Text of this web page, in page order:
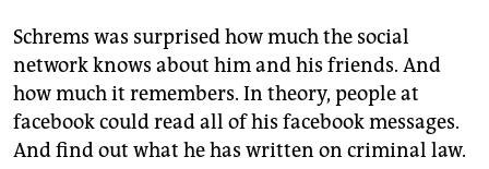
genossenschaft
epaper login
Schrems was surprised how much the social
network knows about him and his friends. And
how much it remembers. In theory, people at
facebook could read all of his facebook messages.
And find out what he has written on criminal law.